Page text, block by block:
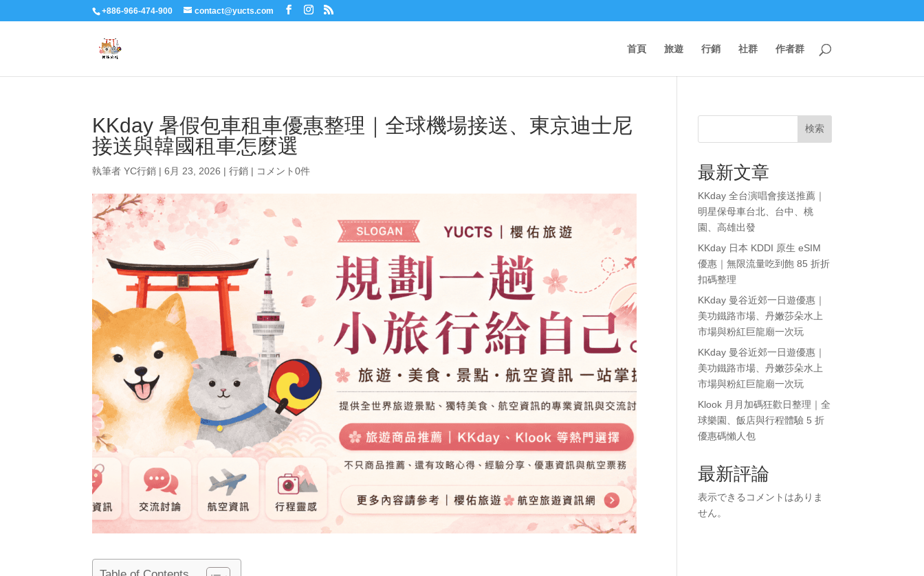
+886-966-474-900 contact@yucts.com
首頁 旅遊 行銷 社群 作者群
KKday 暑假包車租車優惠整理｜全球機場接送、東京迪士尼
接送與韓國租車怎麼選
執筆者YC行銷 |6月 23, 2026 |行銷 | コメント0件
検索
最新文章
KKday 全台演唱會接送推薦｜
明星保母車台北、台中、桃
園、高雄出發
KKday 日本 KDDI 原生 eSIM
優惠｜無限流量吃到飽 85 折折
扣碼整理
KKday 曼谷近郊一日遊優惠｜
美功鐵路市場、丹嫩莎朵水上
市場與粉紅巨龍廟一次玩
KKday 曼谷近郊一日遊優惠｜
美功鐵路市場、丹嫩莎朵水上
市場與粉紅巨龍廟一次玩
Klook 月月加碼狂歡日整理｜全
球樂園、飯店與行程體驗 5 折
優惠碼懶人包
最新評論
表示できるコメントはありま
せん。